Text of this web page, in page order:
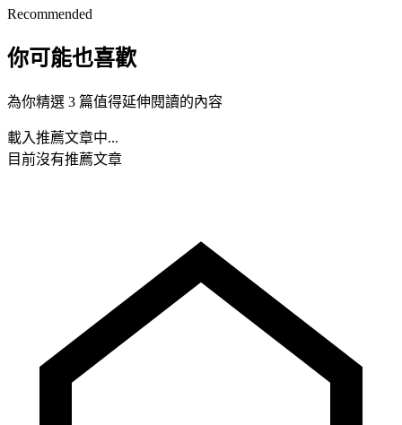
Recommended
你可能也喜歡
為你精選 3 篇值得延伸閱讀的內容
載入推薦文章中...
目前沒有推薦文章